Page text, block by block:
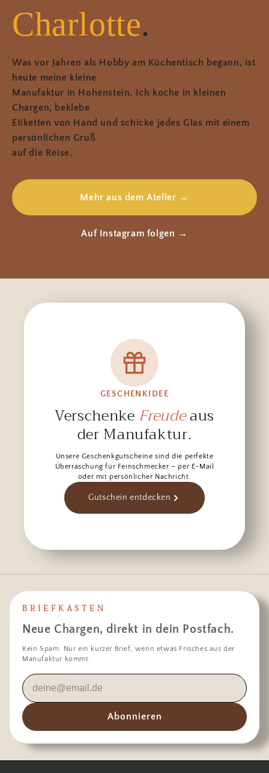
Charlotte.
Was vor Jahren als Hobby am Küchentisch begann, ist
heute meine kleine
Manufaktur in Hohenstein. Ich koche in kleinen
Chargen, beklebe
Etiketten von Hand und schicke jedes Glas mit einem
persönlichen Gruß
auf die Reise.
Mehr aus dem Atelier →
Auf Instagram folgen →
GESCHENKIDEE
VerschenkeFreudeaus
der Manufaktur.
Unsere Geschenkgutscheine sind die perfekte
Überraschung für Feinschmecker – per E-Mail
oder mit persönlicher Nachricht.
Gutschein entdecken
BRIEFKASTEN
Neue Chargen, direkt in dein Postfach.
Kein Spam. Nur ein kurzer Brief, wenn etwas Frisches aus der
Manufaktur kommt.
Abonnieren